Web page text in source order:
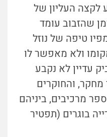
לקצה העליון של
גבעול [6]. בזמן שהזבוב עומד
טיפה של נוזל
ולא מאפשר לו
עדיין לא נקבע
מחקר, והחוקרים
מרכיבים, ביניהם
בוגרים (תפטיר